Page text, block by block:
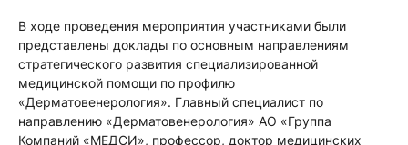
В ходе проведения мероприятия участниками были
представлены доклады по основным направлениям
стратегического развития специализированной
медицинской помощи по профилю
«Дерматовенерология». Главный специалист по
направлению «Дерматовенерология» АО «Группа
Компаний «МЕДСИ», профессор, доктор медицинских